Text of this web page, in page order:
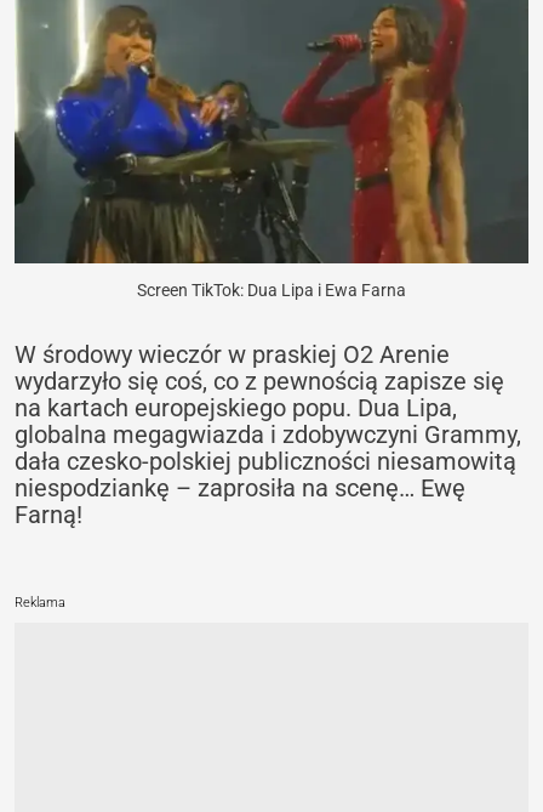
Screen TikTok: Dua Lipa i Ewa Farna
W środowy wieczór w praskiej O2 Arenie
wydarzyło się coś, co z pewnością zapisze się
na kartach europejskiego popu. Dua Lipa,
globalna megagwiazda i zdobywczyni Grammy,
dała czesko-polskiej publiczności niesamowitą
niespodziankę – zaprosiła na scenę… Ewę
Farną!
Reklama